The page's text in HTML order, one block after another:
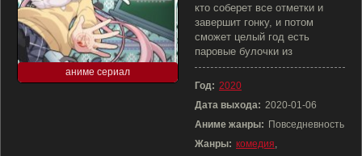
аниме сериал
кто соберет все отметки и
завершит гонку, и потом
сможет целый год есть
паровые булочки из
Год: 2020
Дата выхода: 2020-01-06
Аниме жанры: Повседневность
Жанры: комедия,